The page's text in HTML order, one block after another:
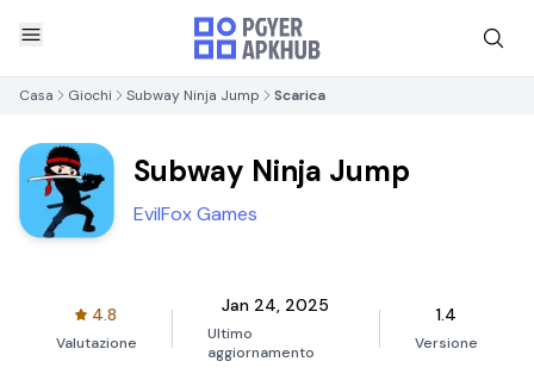
Casa Giochi Subway Ninja Jump Scarica
Subway Ninja Jump
EvilFox Games
4.8
Valutazione
Jan 24, 2025
Ultimo
aggiornamento
1.4
Versione